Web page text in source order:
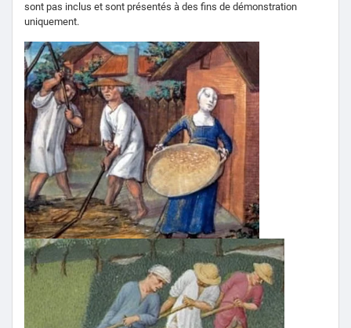
sont pas inclus et sont présentés à des fins de démonstration
uniquement.